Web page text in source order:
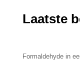
Laatste
Formaldehyde in